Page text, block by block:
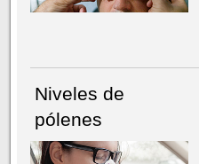
Niveles de
pólenes